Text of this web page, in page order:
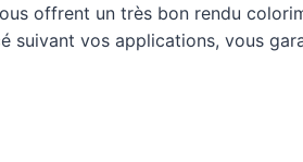
offrent un très bon rendu
suivant vos applications, vous